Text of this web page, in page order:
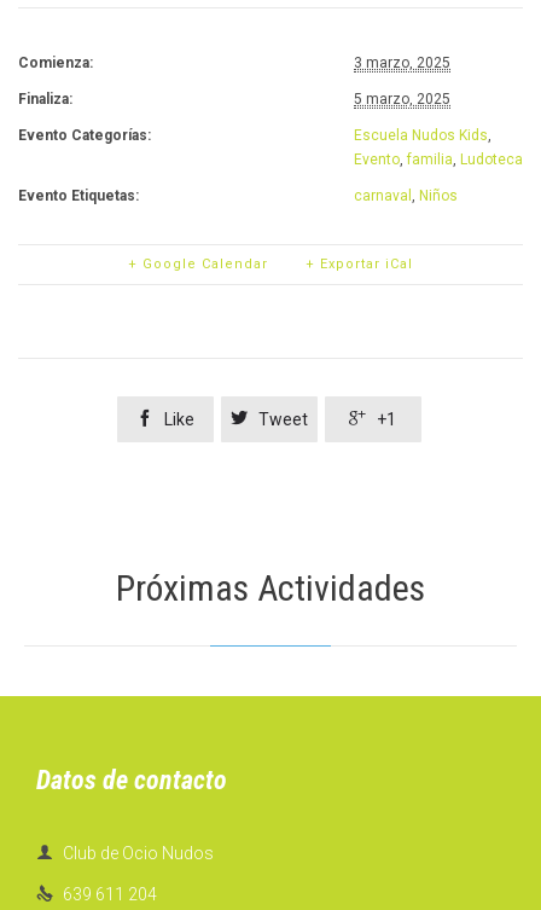
Comienza: 3 marzo, 2025
Finaliza: 5 marzo, 2025
Evento Categorías: Escuela Nudos Kids,
Evento,familia, Ludoteca
Evento Etiquetas: carnaval , Niños
+ Google Calendar + Exportar iCal
 Like  Tweet  +1
Próximas Actividades
Datos de contacto
 Club de Ocio Nudos
 639 611 204